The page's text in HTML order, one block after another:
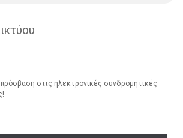
στις ηλεκτρονικές συνδρομητικές